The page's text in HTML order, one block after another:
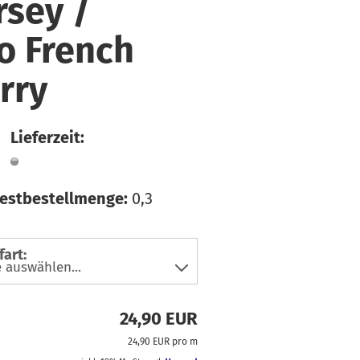
Mood
& Hosensoffe
/ Double
& Bänder/
French
Lieferzeit:
0,3
24,90 EUR
24,90 EUR pro m